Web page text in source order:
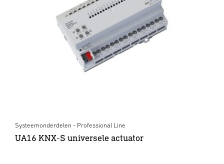
Systeemonderdelen - Professional Line
UA16 KNX-S universele actuator